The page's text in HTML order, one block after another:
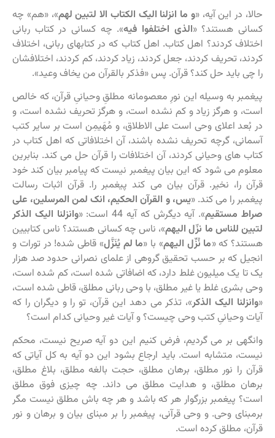
حالا، در این آیه، «و ما انزلنا الیک الکتاب الا لتبین لهم»، «هم» چه
کسانی هستند؟ «الذی اختلفوا فیه». چه کسانی در کتاب ربانی
اختلاف کردند؟ اهل کتاب. اهل کتاب که در کتابهای ربانی، اختلاف
کردند، تحریف کردند، جعل کردند، زیاد کردند، کم کردند، اختلافشان
را چی باید حل کند؟ قرآن. پس «فذکر بالقرآن من یخاف وعید».
پیغمبر به وسیله این نورِ معصومانه مطلقِ وحیانیِ قرآن، که خالص
است، و هرگز زیاد و کم نشده است، و هرگز تحریف نشده است، و
در بُعد اعلای وحی است علی الاطلاق، و مُهَیمِن است بر سایر کتب
آسمانی، گرچه تحریف نشده باشند، آن اختلافاتی که اهل کتاب در
کتاب های وحیانی کردند، آن اختلافات را قرآن حل می کند. بنابرین
معلوم می شود که این بیان پیغمبر نیست که پیامبر بیان کند خود
قرآن را، نخیر. قرآن بیان می کند پیغمبر را. قرآن اثبات رسالت
پیغمبر را می کند. «یس، و القرآن الحکیم، انک لمن المرسلین، علی
صراط مستقیم». آیه دیگرش که آیه 44 است: «
وانزلنا الیک الذکر
لتبین للناس ما نزّل الیهم»، ناس چه کسانی هستند؟ ناس کتابیین
هستند؟ که «ما نُزِّل الیهم» با «ما لم یُنَزَّل» قاطی شده! در تورات و
انجیل که بر حسب تحقیق گروهی از علمای نصرانی حدود صد هزار
یک تا یک میلیون غلط دارد، که اضافاتی شده است، کم شده است،
وحی بشری غلط یا غیر مطلق، با وحی ربانی مطلق، قاطی شده است،
«وانزلنا الیک الذکر»، تذکر می دهد این قرآن، تو را و دیگران را که
آیات وحیانیِ کتب وحی چیست؟ و آیات غیر وحیانی کدام است؟
وانگهی بر می گردیم، فرض کنیم این دو آیه صریح نیست، محکم
نیست، متشابه است. باید ارجاع بشود این دو آیه به کل آیاتی که
قرآن را نور مطلق، برهان مطلق، حجت بالغه مطلق، بلاغ مطلق،
برهان مطلق، و هدایت مطلق می داند. چه چیزی فوق مطلق
است؟ پیغمبر بزرگوار هر که باشد و هر چه باش مطلق نیست مگر
برمبنای وحی. و وحی قرآنی، پیغمبر را بر مبنای بیان و برهان و نور
قرآن، مطلق کرده است.